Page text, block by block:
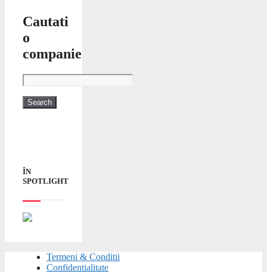
Cautati
o
companie
ÎN
SPOTLIGHT
Termeni & Conditii
Confidentialitate